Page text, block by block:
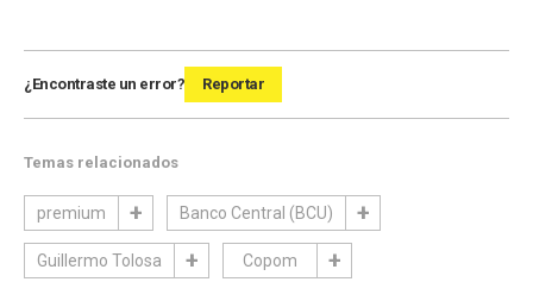
¿Encontraste un error? Reportar
Temas relacionados
premium Banco Central (BCU)
Guillermo Tolosa Copom